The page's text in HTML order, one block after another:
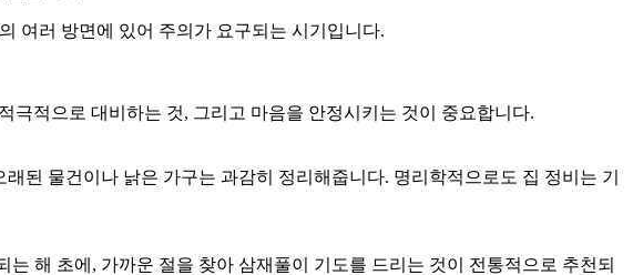
여러 방면에 있어 주의가 요구되는 시기입니다.
극적으로 대비하는 것, 그리고 마음을 안정시키는 것이 중요합니다.
된 물건이나 낡은 가구는 과감히 정리해줍니다. 명리학적으로도 집 정비는 기
해 초에, 가까운 절을 찾아 삼재풀이 기도를 드리는 것이 전통적으로 추천되